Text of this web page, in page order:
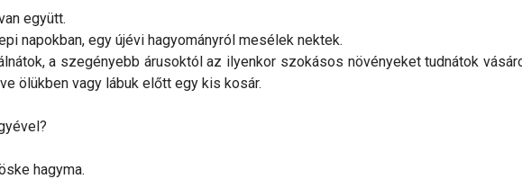
együtt.
napokban, egy újévi hagyományról mesélek nektek.
a szegényebb árusoktól az ilyenkor szokásos növényeket tudnátok
ölükben vagy lábuk előtt egy kis kosár.
hagyma.